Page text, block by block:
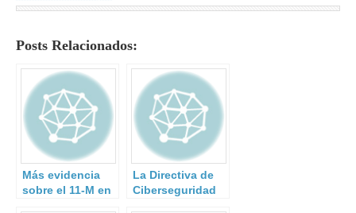
Posts Relacionados:
Más evidencia
sobre el 11-M en
La Directiva de
Ciberseguridad